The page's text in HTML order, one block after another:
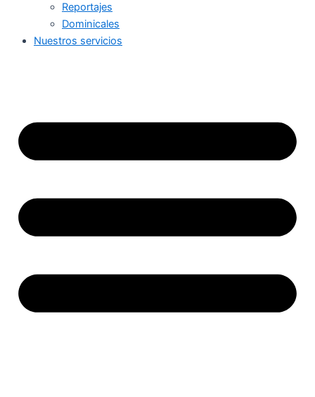
Reportajes
Dominicales
Nuestros servicios